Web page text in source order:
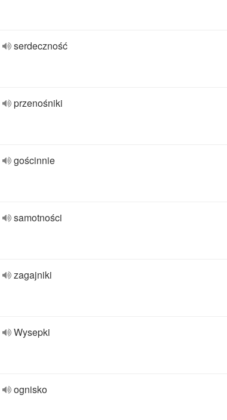
serdeczność
przenośniki
gościnnie
samotności
zagajniki
Wysepki
ognisko